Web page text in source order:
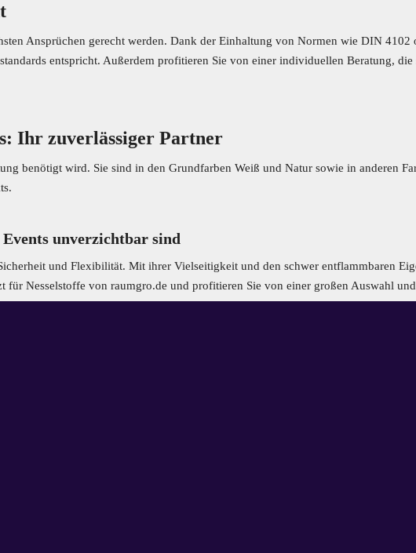
Ansprüchen gerecht werden. Dank der Einhaltung von Normen wie DIN
entspricht. Außerdem profitieren Sie von einer individuellen Beratung,
Ihr zuverlässiger Partner
benötigt wird. Sie sind in den Grundfarben Weiß und Natur sowie in anderen
unverzichtbar sind
und Flexibilität. Mit ihrer Vielseitigkeit und den schwer entflammbaren
für Nesselstoffe von raumgro.de und profitieren Sie von einer großen Auswahl